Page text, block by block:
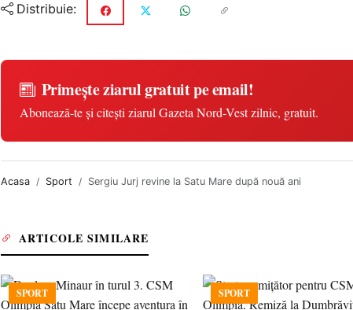
Distribuie:
Primește ziarul gratuit pe email!
Abonează-te și citești ziarul Gazeta Nord-Vest zilnic, gratuit.
Acasa Sport Sergiu Jurj revine la Satu Mare după nouă ani
ARTICOLE SIMILARE
SPORT SPORT